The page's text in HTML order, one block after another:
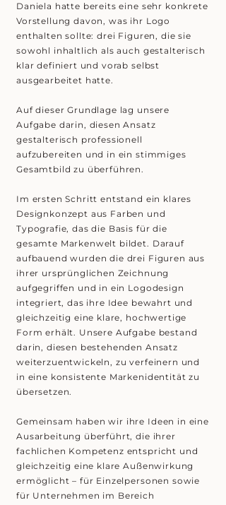
Daniela hatte bereits eine sehr konkrete
Vorstellung davon, was ihr Logo
enthalten sollte: drei Figuren, die sie
sowohl inhaltlich als auch gestalterisch
klar definiert und vorab selbst
ausgearbeitet hatte.
Auf dieser Grundlage lag unsere
Aufgabe darin, diesen Ansatz
gestalterisch professionell
aufzubereiten und in ein stimmiges
Gesamtbild zu überführen.
Im ersten Schritt entstand ein klares
Designkonzept aus Farben und
Typografie, das die Basis für die
gesamte Markenwelt bildet. Darauf
aufbauend wurden die drei Figuren aus
ihrer ursprünglichen Zeichnung
aufgegriffen und in ein Logodesign
integriert, das ihre Idee bewahrt und
gleichzeitig eine klare, hochwertige
Form erhält. Unsere Aufgabe bestand
darin, diesen bestehenden Ansatz
weiterzuentwickeln, zu verfeinern und
in eine konsistente Markenidentität zu
übersetzen.
Gemeinsam haben wir ihre Ideen in eine
Ausarbeitung überführt, die ihrer
fachlichen Kompetenz entspricht und
gleichzeitig eine klare Außenwirkung
ermöglicht – für Einzelpersonen sowie
für Unternehmen im Bereich